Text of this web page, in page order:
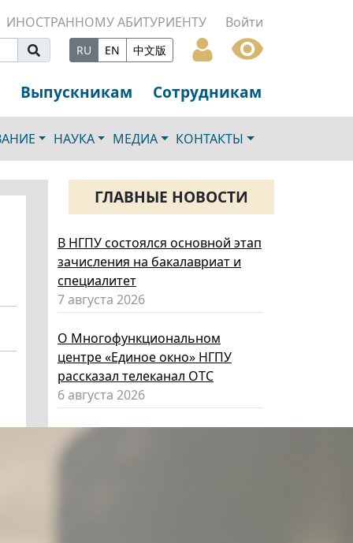
ИНОСТРАННОМУ АБИТУРИЕНТУ Войти
RU EN 中文版
Выпускникам Сотрудникам
НАУКА МЕДИА КОНТАКТЫ
ГЛАВНЫЕ НОВОСТИ
В НГПУ состоялся основной этап
зачисления на бакалавриат и
специалитет
7 августа 2026
О Многофункциональном
центре «Единое окно» НГПУ
рассказал телеканал ОТС
6 августа 2026
Код «Красный-желтый-зеленый»:
как за лето вырастить из